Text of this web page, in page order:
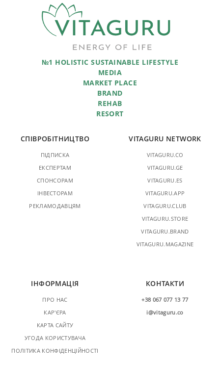
№1 HOLISTIC SUSTAINABLE LIFESTYLE
MEDIA
MARKET PLACE
BRAND
REHAB
RESORT
СПІВРОБІТНИЦТВО
ПІДПИСКА
ЕКСПЕРТАМ
СПОНСОРАМ
ІНВЕСТОРАМ
РЕКЛАМОДАВЦЯМ
VITAGURU NETWORK
VITAGURU.CO
VITAGURU.GE
VITAGURU.ES
VITAGURU.APP
VITAGURU.CLUB
VITAGURU.STORE
VITAGURU.BRAND
VITAGURU.MAGAZINE
ІНФОРМАЦІЯ
ПРО НАС
КАР'ЄРА
КАРТА САЙТУ
УГОДА КОРИСТУВАЧА
ПОЛІТИКА КОНФІДЕНЦІЙНОСТІ
КОНТАКТИ
+38 067 077 13 77
i@vitaguru.co